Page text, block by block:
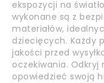
ekspozycji na
wykonane są z
materiałów,
dziecięcych. Każdy
jakości przed
oczekiwania. Odkryj
opowiedzieć swoją